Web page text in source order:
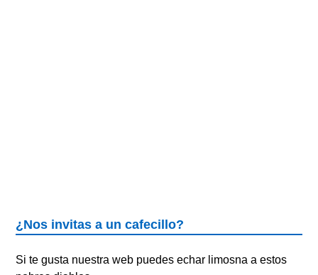
¿Nos invitas a un cafecillo?
Si te gusta nuestra web puedes echar limosna a estos